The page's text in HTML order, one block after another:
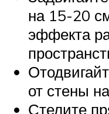
на 15-20
эффекта
от стены
Стелите